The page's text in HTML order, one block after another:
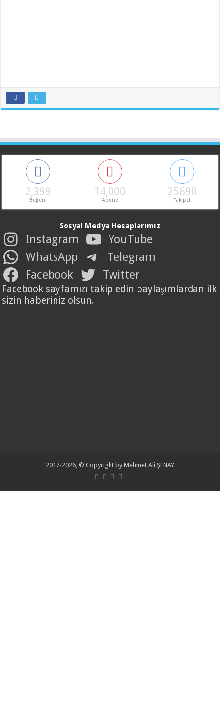
2,399
Beğeni
14,000
Abone
25690
Takipci
Sosyal Medya Hesaplarımız
Instagram
YouTube
WhatsApp
Telegram
Facebook
Twitter
Facebook sayfamızı takip edin paylaşımlardan ilk
sizin haberiniz olsun.
2017-2026, © Copyright by Mehmet Ali ŞENAY